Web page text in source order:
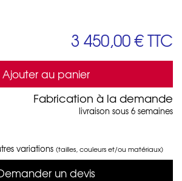
3 450,00 €TTC
Ajouter au panier
Fabrication à la demande
livraison sous 6 semaines
variations (tailles, couleurs et/ou matériaux)
un devis